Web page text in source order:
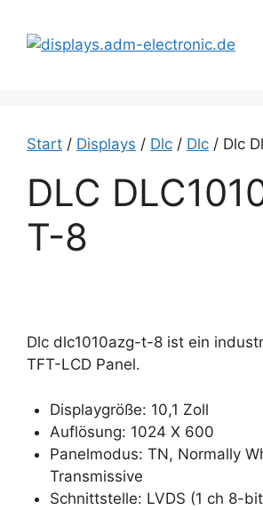
Inhalt
springen
Start / Displays / Dlc / Dlc / Dlc
DLC
T-8
Dlc dlc1010azg-t-8 ist ein
TFT-LCD Panel.
Displaygröße: 10,1 Zoll
Auflösung: 1024 X 600
Panelmodus: TN, Normally
Transmissive
Schnittstelle: LVDS (1 ch 8-